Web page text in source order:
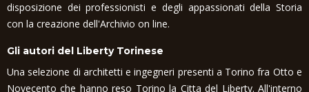
disposizione dei professionisti e degli appassionati della Storia
con la creazione dell'Archivio on line.
Gli autori del Liberty Torinese
Una selezione di architetti e ingegneri presenti a Torino fra Otto e
Novecento che hanno reso Torino la Citta del Liberty. All'interno